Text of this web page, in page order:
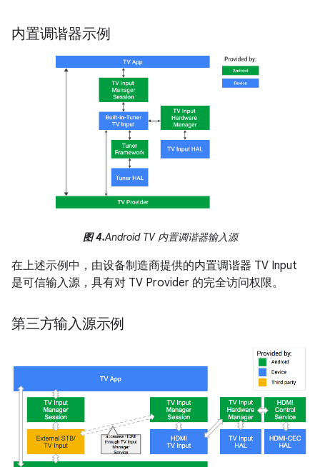
内置调谐器示例
图 4.Android TV 内置调谐器输入源
在上述示例中，由设备制造商提供的内置调谐器 TV Input
是可信输入源，具有对 TV Provider 的完全访问权限。
第三方输入源示例